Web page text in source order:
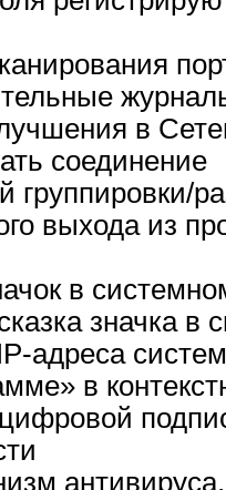
в
соединение
группировки/
выхода из
в
значка в
адреса
в